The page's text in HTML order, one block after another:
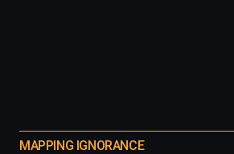
MAPPING IGNORANCE